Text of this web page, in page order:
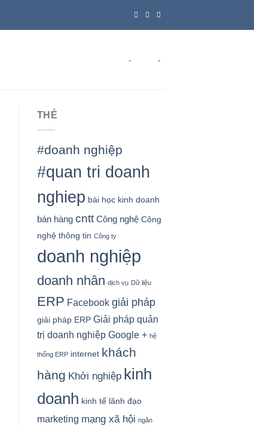
- -
THẺ
#doanh nghiệp
#quan tri doanh
nghiep bài học kinh doanh
bán hàng cntt Công nghệ Công
nghệ thông tin Công ty
doanh nghiệp
doanh nhân dịch vụ Dữ liệu
ERP Facebook giải pháp
giải pháp ERP Giải pháp quản
trị doanh nghiệp Google + hệ
thống ERP internet khách
hàng Khởi nghiệp kinh
doanh kinh tế lãnh đạo
marketing mạng xã hội ngân